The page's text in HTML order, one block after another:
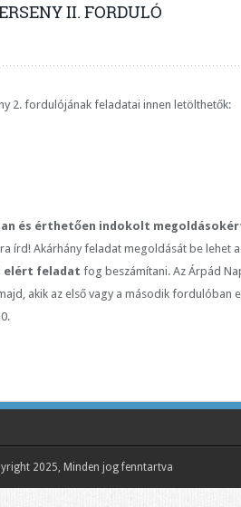
II. FORDULÓ
2. fordulójának feladatai innen letölthetők:
és érthetően in­dokolt
írd! Akárhány feladat megoldását be lehet
elért feladat fog beszámítani. Az Árpád
akik az első vagy a második fordulóban
2025, Minden jog fenntartva